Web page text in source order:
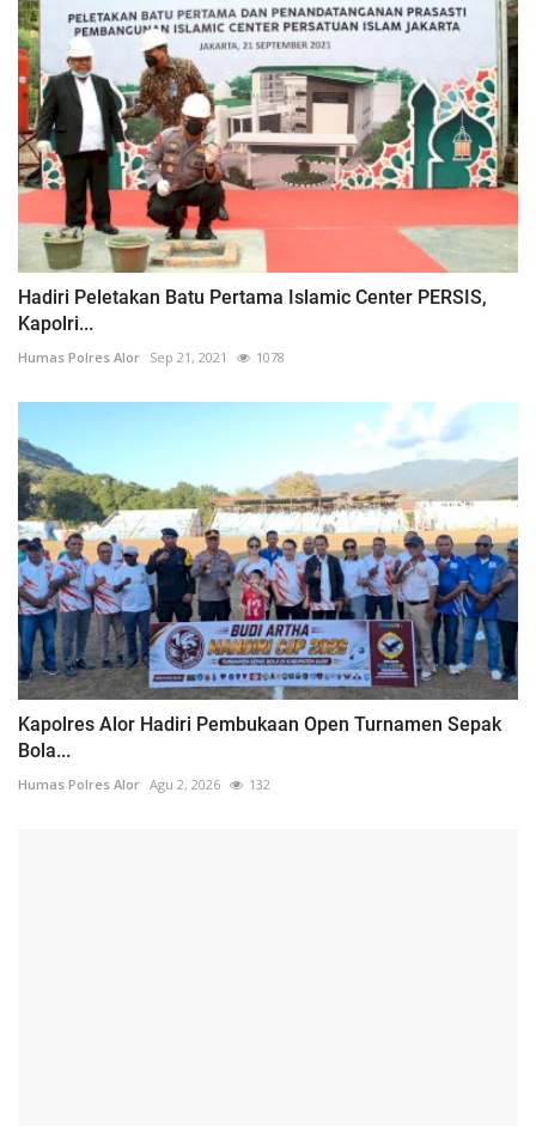
Hadiri Peletakan Batu Pertama Islamic Center PERSIS,
Kapolri...
Humas Polres Alor Sep 21, 2021 1078
Kapolres Alor Hadiri Pembukaan Open Turnamen Sepak
Bola...
Humas Polres Alor Agu 2, 2026 132